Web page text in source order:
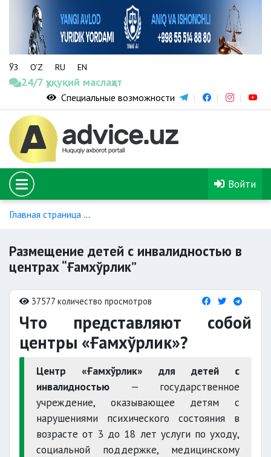
ЎЗ O‘Z RU EN
24/7 ҳуқуқий маслаҳат
Специальные возможности
Войти
Главная страница
Размещение детей с инвалидностью в
центрах “Ғамхўрлик”
37577 количество просмотров
Что представляют собой
центры «Ғамхўрлик»?
Центр «Ғамхўрлик» для детей с
инвалидностью — государственное
учреждение, оказывающее детям с
нарушениями психического состояния в
возрасте от 3 до 18 лет услуги по уходу,
социальной поддержке, медицинскому